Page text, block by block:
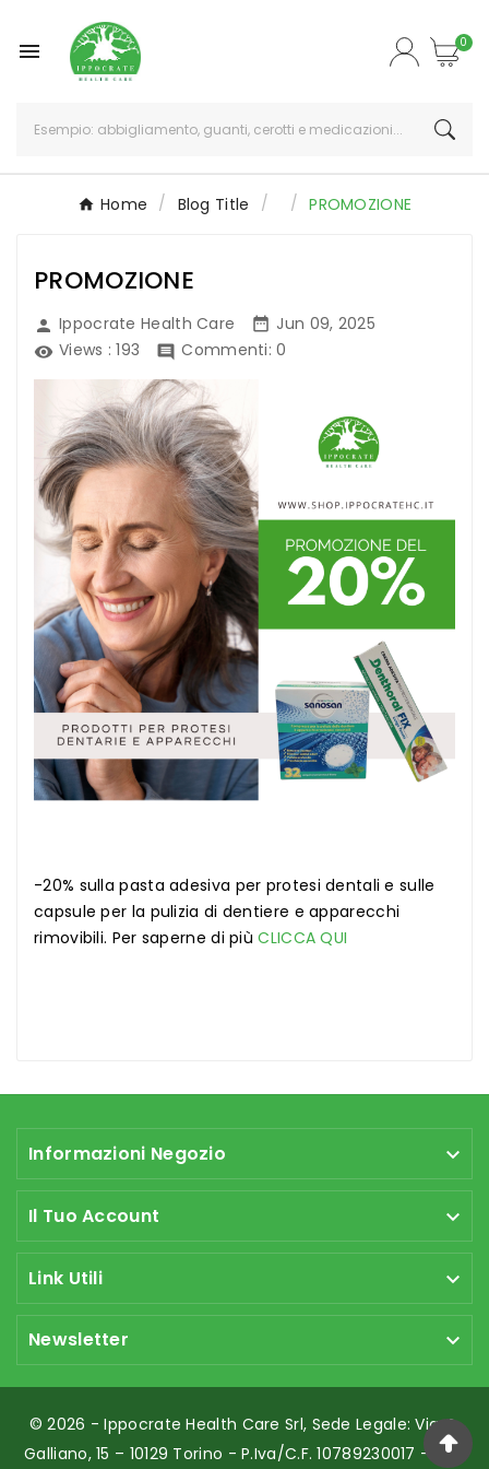
 0
Home Blog Title PROMOZIONE
PROMOZIONE
 Ippocrate Health Care  Jun 09, 2025
 Views : 193  Commenti: 0
-20% sulla pasta adesiva per protesi dentali e sulle
capsule per la pulizia di dentiere e apparecchi
rimovibili. Per saperne di piùCLICCA QUI
Informazioni Negozio 
Il Tuo Account 
Link Utili 
Newsletter 
© 2026 - Ippocrate Health Care Srl, Sede Legale: Via G.
Galliano, 15 – 10129 Torino - P.Iva/C.F. 10789230017 - REA: